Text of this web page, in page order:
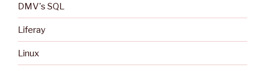
DMV's SQL
Liferay
Linux